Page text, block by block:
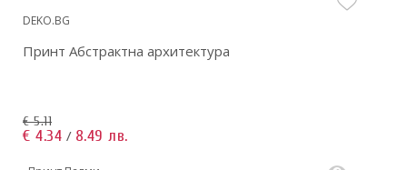
DEKO.BG
Принт Абстрактна архитектура
€ 5.11
€ 4.34 / 8.49 лв.